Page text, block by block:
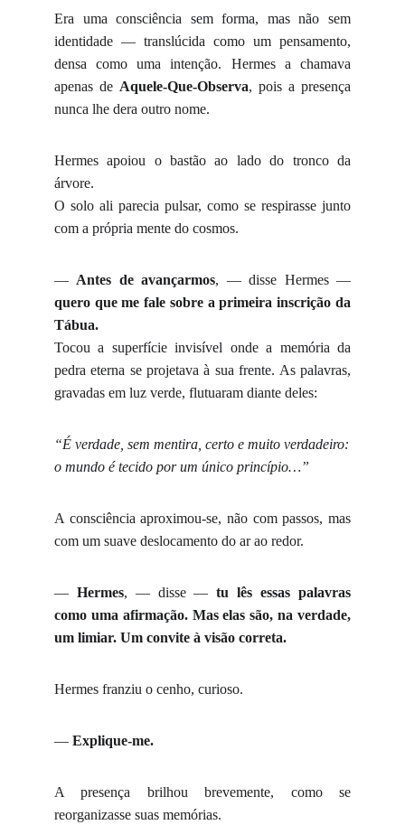
Era uma consciência sem forma, mas não sem
identidade — translúcida como um pensamento,
densa como uma intenção. Hermes a chamava
apenas de Aquele-Que-Observa, pois a presença
nunca lhe dera outro nome.
Hermes apoiou o bastão ao lado do tronco da
árvore.
O solo ali parecia pulsar, como se respirasse junto
com a própria mente do cosmos.
— Antes de avançarmos, — disse Hermes —
quero que me fale sobre a primeira inscrição da
Tábua.
Tocou a superfície invisível onde a memória da
pedra eterna se projetava à sua frente. As palavras,
gravadas em luz verde, flutuaram diante deles:
“É verdade, sem mentira, certo e muito verdadeiro:
o mundo é tecido por um único princípio…”
A consciência aproximou-se, não com passos, mas
com um suave deslocamento do ar ao redor.
— Hermes, — disse —tu lês essas palavras
como uma afirmação. Mas elas são, na verdade,
um limiar. Um convite à visão correta.
Hermes franziu o cenho, curioso.
— Explique-me.
A presença brilhou brevemente, como se
reorganizasse suas memórias.